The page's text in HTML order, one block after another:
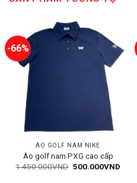
-66%
ÁO GOLF NAM NIKE
Áo golf nam PXG cao cấp
1.450.000VND Giá
500.000VNDGiá